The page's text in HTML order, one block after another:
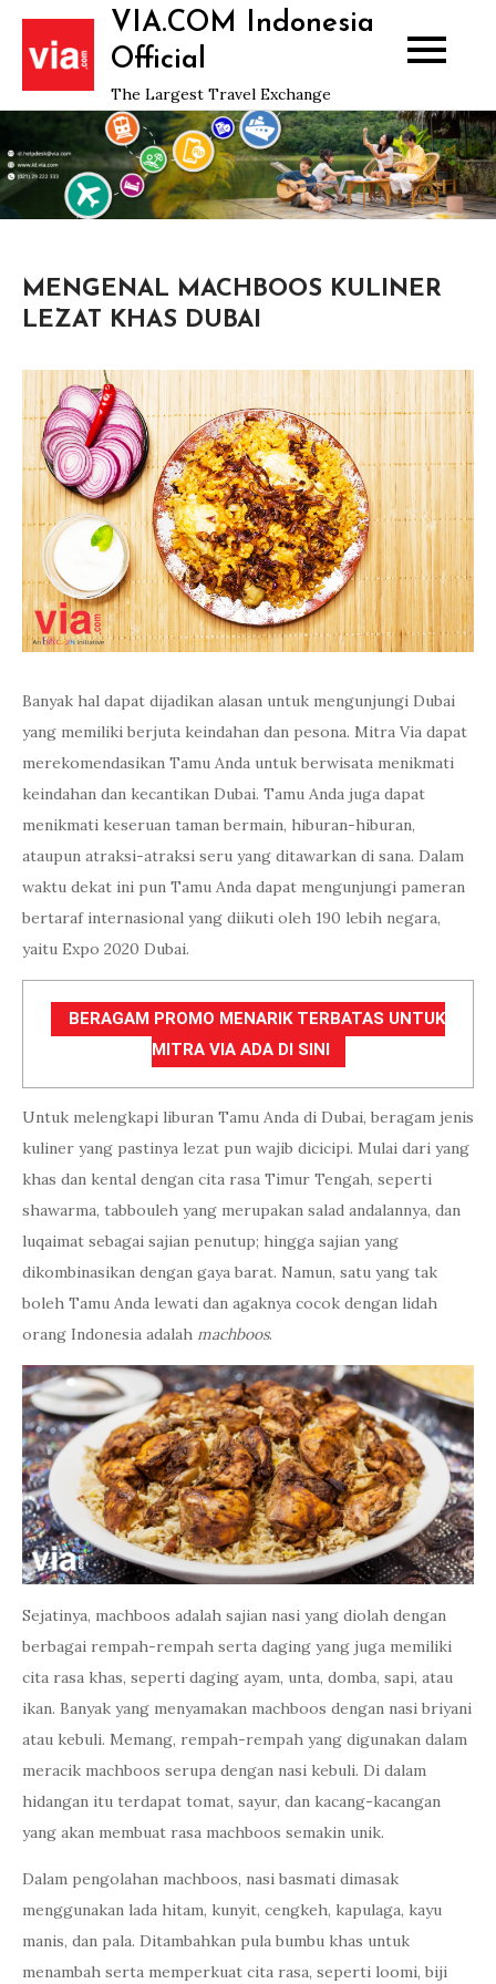
Skip
content
VIA.COM Indonesia
Official
The Largest Travel Exchange
MENGENAL MACHBOOS KULINER
LEZAT KHAS DUBAI
Banyak hal dapat dijadikan alasan untuk mengunjungi Dubai
yang memiliki berjuta keindahan dan pesona. Mitra Via dapat
merekomendasikan Tamu Anda untuk berwisata menikmati
keindahan dan kecantikan Dubai. Tamu Anda juga dapat
menikmati keseruan taman bermain, hiburan-hiburan,
ataupun atraksi-atraksi seru yang ditawarkan di sana. Dalam
waktu dekat ini pun Tamu Anda dapat mengunjungi pameran
bertaraf internasional yang diikuti oleh 190 lebih negara,
yaitu Expo 2020 Dubai.
BERAGAM PROMO MENARIK TERBATAS UNTUK
MITRA VIA ADA DI SINI
Untuk melengkapi liburan Tamu Anda di Dubai, beragam jenis
kuliner yang pastinya lezat pun wajib dicicipi. Mulai dari yang
khas dan kental dengan cita rasa Timur Tengah, seperti
shawarma, tabbouleh yang merupakan salad andalannya, dan
luqaimat sebagai sajian penutup; hingga sajian yang
dikombinasikan dengan gaya barat. Namun, satu yang tak
boleh Tamu Anda lewati dan agaknya cocok dengan lidah
orang Indonesia adalah machboos.
Sejatinya, machboos adalah sajian nasi yang diolah dengan
berbagai rempah-rempah serta daging yang juga memiliki
cita rasa khas, seperti daging ayam, unta, domba, sapi, atau
ikan. Banyak yang menyamakan machboos dengan nasi briyani
atau kebuli. Memang, rempah-rempah yang digunakan dalam
meracik machboos serupa dengan nasi kebuli. Di dalam
hidangan itu terdapat tomat, sayur, dan kacang-kacangan
yang akan membuat rasa machboos semakin unik.
Dalam pengolahan machboos, nasi basmati dimasak
menggunakan lada hitam, kunyit, cengkeh, kapulaga, kayu
manis, dan pala. Ditambahkan pula bumbu khas untuk
menambah serta memperkuat cita rasa, seperti loomi, biji